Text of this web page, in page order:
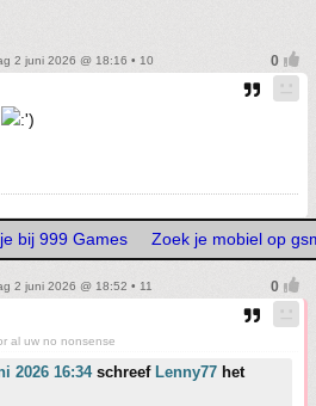
2 juni 2026 @ 18:16 • 10
bij 999 Games Zoek je mobiel op
2 juni 2026 @ 18:52 • 11
al uw no nonsense
2026 16:34schreef Lenny77 het